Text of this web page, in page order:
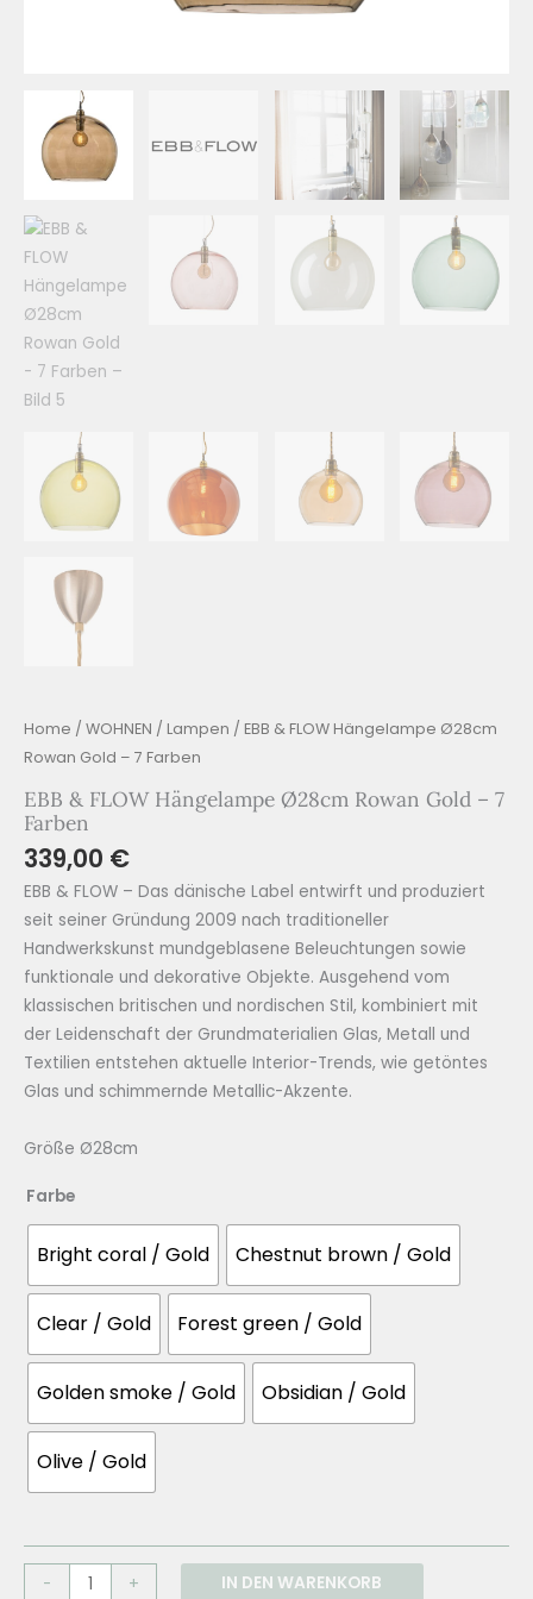
Home / WOHNEN / Lampen / EBB & FLOW Hängelampe Ø28cm
Rowan Gold – 7 Farben
EBB & FLOW Hängelampe Ø28cm Rowan Gold – 7
Farben
339,00 €
EBB & FLOW – Das dänische Label entwirft und produziert
seit seiner Gründung 2009 nach traditioneller
Handwerkskunst mundgeblasene Beleuchtungen sowie
funktionale und dekorative Objekte. Ausgehend vom
klassischen britischen und nordischen Stil, kombiniert mit
der Leidenschaft der Grundmaterialien Glas, Metall und
Textilien entstehen aktuelle Interior-Trends, wie getöntes
Glas und schimmernde Metallic-Akzente.
Größe Ø28cm
Farbe
Bright coral / Gold Chestnut brown / Gold
Clear / Gold Forest green / Gold
Golden smoke / Gold Obsidian / Gold
Olive / Gold
- + IN DEN WARENKORB